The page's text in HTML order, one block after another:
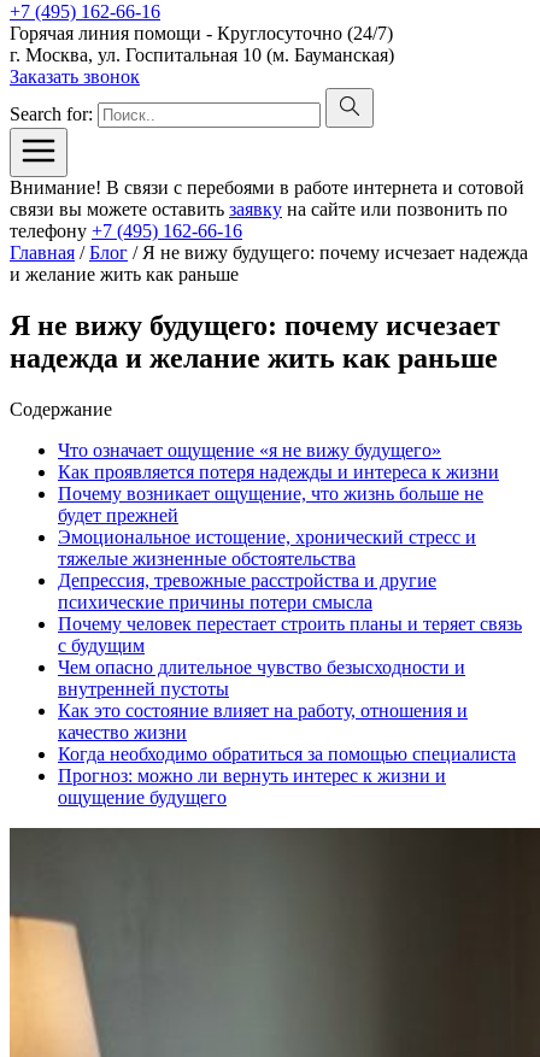
+7 (495) 162-66-16
Горячая линия помощи - Круглосуточно (24/7)
г. Москва, ул. Госпитальная 10 (м. Бауманская)
Заказать звонок
Search for:
Внимание! В связи с перебоями в работе интернета и сотовой
связи вы можете оставить заявку на сайте или позвонить по
телефону +7 (495) 162-66-16
Главная /Блог / Я не вижу будущего: почему исчезает надежда
и желание жить как раньше
Я не вижу будущего: почему исчезает
надежда и желание жить как раньше
Содержание
Что означает ощущение «я не вижу будущего»
Как проявляется потеря надежды и интереса к жизни
Почему возникает ощущение, что жизнь больше не
будет прежней
Эмоциональное истощение, хронический стресс и
тяжелые жизненные обстоятельства
Депрессия, тревожные расстройства и другие
психические причины потери смысла
Почему человек перестает строить планы и теряет связь
с будущим
Чем опасно длительное чувство безысходности и
внутренней пустоты
Как это состояние влияет на работу, отношения и
качество жизни
Когда необходимо обратиться за помощью специалиста
Прогноз: можно ли вернуть интерес к жизни и
ощущение будущего